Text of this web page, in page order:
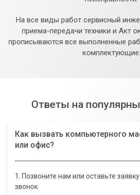
На все виды работ сервисный
приема-передачи техники и Акт
прописываются все выполненные
комплектующие.
Ответы на
Как вызвать компьютерного
или офис?
1. Позвоните нам или оставьте
звонок.